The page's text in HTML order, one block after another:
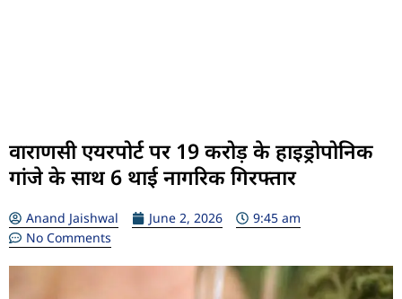
वाराणसी एयरपोर्ट पर 19 करोड़ के हाइड्रोपोनिक
गांजे के साथ 6 थाई नागरिक गिरफ्तार
Anand Jaishwal June 2, 2026
9:45 am
No Comments